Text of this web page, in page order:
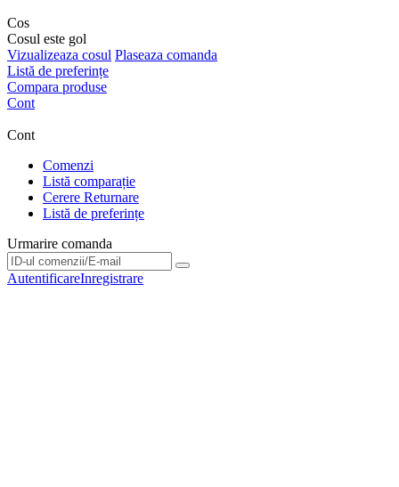
Cos
Cosul este gol
Vizualizeaza cosul Plaseaza comanda
Listă de preferințe
Compara produse
Cont
Cont
Comenzi
Listă comparație
Cerere Returnare
Listă de preferințe
Urmarire comanda
Urmarire comanda
AutentificareInregistrare